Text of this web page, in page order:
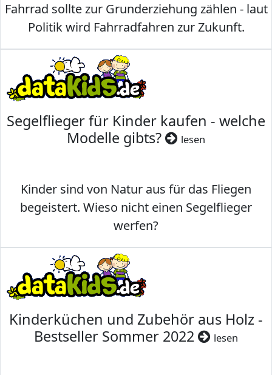
Fahrrad sollte zur Grunderziehung zählen - laut
Politik wird Fahrradfahren zur Zukunft.
Segelflieger für Kinder kaufen - welche
Modelle gibts?
lesen
Kinder sind von Natur aus für das Fliegen
begeistert. Wieso nicht einen Segelflieger
werfen?
Kinderküchen und Zubehör aus Holz -
Bestseller Sommer 2022
lesen